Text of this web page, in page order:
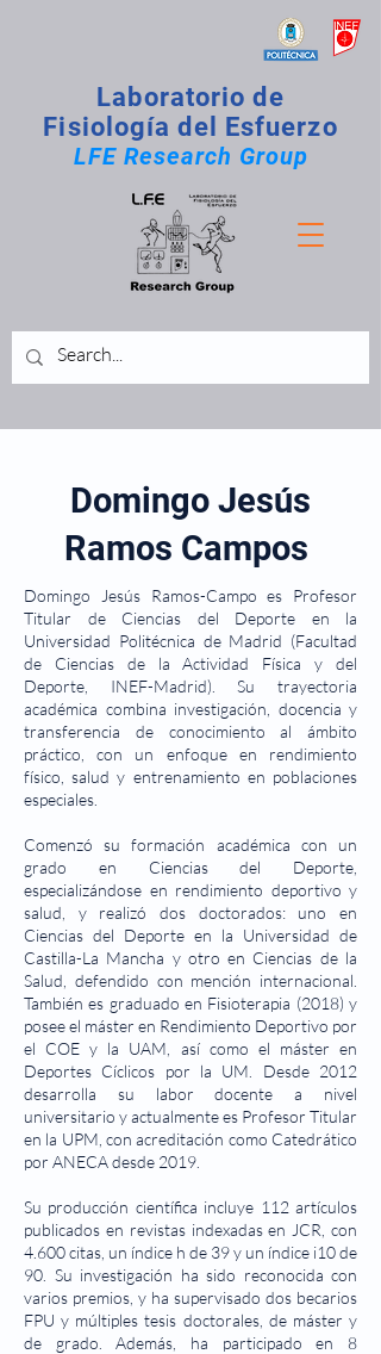
Laboratorio de
Fisiología del Esfuerzo
LFE Research Group
Domingo Jesús
Ramos Campos
Domingo Jesús Ramos-Campo es Profesor
Titular de Ciencias del Deporte en la
Universidad Politécnica de Madrid (Facultad
de Ciencias de la Actividad Física y del
Deporte, INEF-Madrid). Su trayectoria
académica combina investigación, docencia y
transferencia de conocimiento al ámbito
práctico, con un enfoque en rendimiento
físico, salud y entrenamiento en poblaciones
especiales.
Comenzó su formación académica con un
grado en Ciencias del Deporte,
especializándose en rendimiento deportivo y
salud, y realizó dos doctorados: uno en
Ciencias del Deporte en la Universidad de
Castilla-La Mancha y otro en Ciencias de la
Salud, defendido con mención internacional.
También es graduado en Fisioterapia (2018) y
posee el máster en Rendimiento Deportivo por
el COE y la UAM, así como el máster en
Deportes Cíclicos por la UM. Desde 2012
desarrolla su labor docente a nivel
universitario y actualmente es Profesor Titular
en la UPM, con acreditación como Catedrático
por ANECA desde 2019.
Su producción científica incluye 112 artículos
publicados en revistas indexadas en JCR, con
4.600 citas, un índice h de 39 y un índice i10 de
90. Su investigación ha sido reconocida con
varios premios, y ha supervisado dos becarios
FPU y múltiples tesis doctorales, de máster y
de grado. Además, ha participado en 8